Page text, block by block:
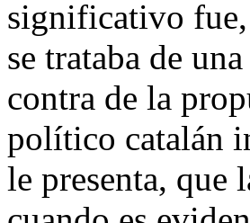
significativo fue,
se trataba de
contra de la
político catalán
le presenta, que